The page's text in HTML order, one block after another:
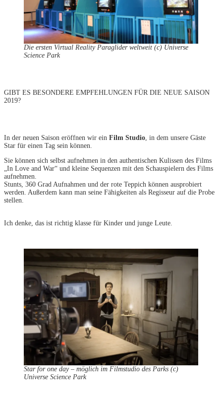
Die ersten Virtual Reality Paraglider weltweit (c) Universe
Science Park
GIBT ES BESONDERE EMPFEHLUNGEN FÜR DIE NEUE SAISON
2019?
In der neuen Saison eröffnen wir ein Film Studio, in dem unsere Gäste
Star für einen Tag sein können.
Sie können sich selbst aufnehmen in den authentischen Kulissen des Films
„In Love and War“ und kleine Sequenzen mit den Schauspielern des Films
aufnehmen.
Stunts, 360 Grad Aufnahmen und der rote Teppich können ausprobiert
werden. Außerdem kann man seine Fähigkeiten als Regisseur auf die Probe
stellen.
Ich denke, das ist richtig klasse für Kinder und junge Leute.
Star for one day – möglich im Filmstudio des Parks (c)
Universe Science Park